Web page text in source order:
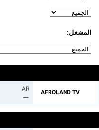
المشغل:
AFROLAND TV
AR